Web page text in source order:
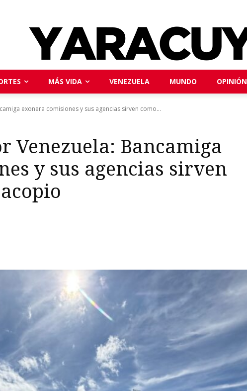
MÁS VIDA VENEZUELA MUNDO OPINIÓN
exonera comisiones y sus agencias sirven como...
Venezuela: Bancamiga
y sus agencias sirven